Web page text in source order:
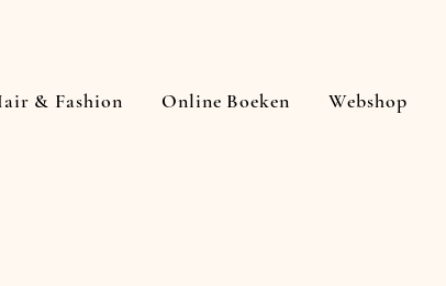
& Fashion Online Boeken Webshop